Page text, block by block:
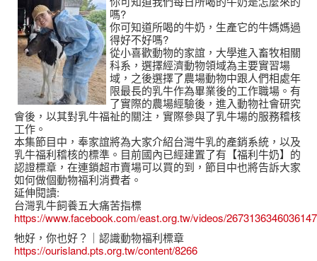
嗎?
你可知道所喝的牛奶，生產它的牛媽媽過
得好不好嗎?
從小喜歡動物的家誼，大學進入畜牧相關
科系，選擇經濟動物領域為主要實習場
域，之後選擇了農場動物中跟人們相處年
限最長的乳牛作為畢業後的工作職場。有
了實際的農場經驗後，進入動物社會研究
會後，以其對乳牛福祉的關注，實際參與了乳牛場的服務稽核
工作。
本集節目中，奉家誼將為大家介紹台灣牛乳的產銷系統，以及
乳牛福利稽核的標準。目前國內已經建置了有【福利牛奶】的
認證標章，在連鎖超市賣場可以買的到，節目中也將告訴大家
如何做個動物福利消費者。
延伸閱讀:
台灣乳牛飼養五大痛苦指標
https://www.facebook.com/east.org.tw/videos/
牠好，你也好？｜認識動物福利標章
https://ourisland.pts.org.tw/content/8266